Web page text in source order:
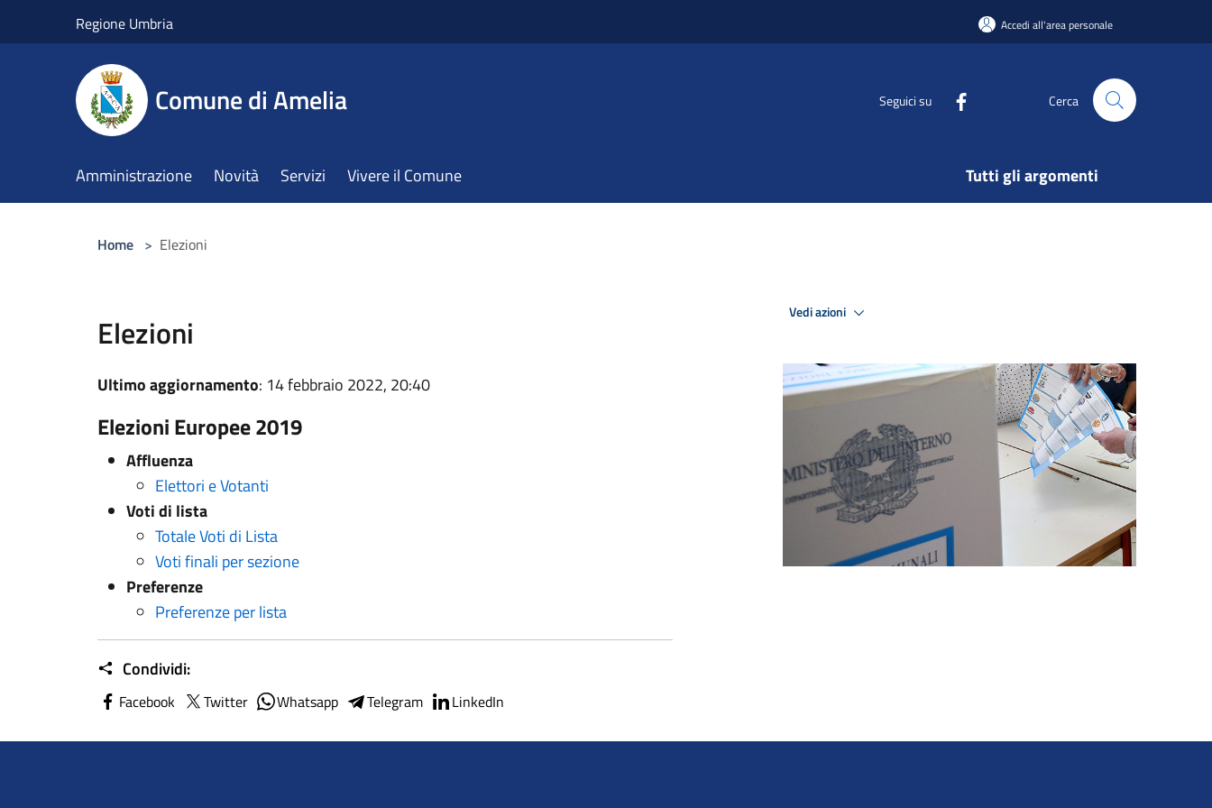
Regione Umbria Accedi all'area personale
Comune di Amelia Seguici su Cerca
Amministrazione Novità Servizi Vivere il Comune Tutti gli argomenti
Home > Elezioni
Elezioni
Ultimo aggiornamento: 14 febbraio 2022, 20:40
Elezioni Europee 2019
Affluenza
Elettori e Votanti
Voti di lista
Totale Voti di Lista
Voti finali per sezione
Preferenze
Preferenze per lista
Condividi:
Facebook Twitter Whatsapp Telegram LinkedIn
Vedi azioni